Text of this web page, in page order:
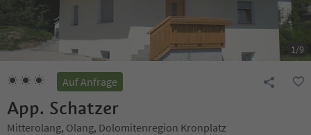
1/9
Auf Anfrage
App. Schatzer
Mitterolang, Olang, Dolomitenregion Kronplatz